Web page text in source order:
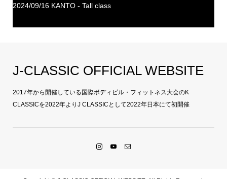
2024/09/16 KANTO - Tall class
J-CLASSIC OFFICIAL WEBSITE
2017年から開催している国際ボディビル・フィットネス大会のK
CLASSICを2022年よりJ CLASSICとして2022年日本にて初開催